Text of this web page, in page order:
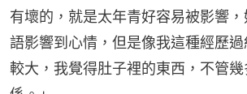
有壞的，就是太年青好容易被影響
語影響到心情，但是像我這種經歷
較大，我覺得肚子裡的東西，不管幾